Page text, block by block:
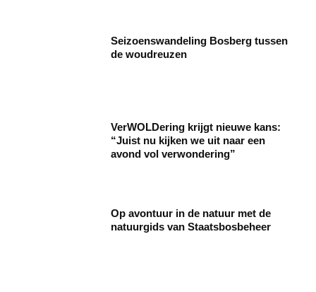
Seizoenswandeling Bosberg tussen
de woudreuzen
VerWOLDering krijgt nieuwe kans:
“Juist nu kijken we uit naar een
avond vol verwondering”
Op avontuur in de natuur met de
natuurgids van Staatsbosbeheer